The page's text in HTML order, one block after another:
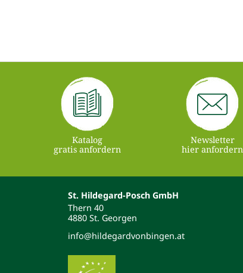
Katalog
gratis anfordern
Newsletter
hier anfordern
St. Hildegard-Posch GmbH
Thern 40
4880 St. Georgen
info@hildegardvonbingen.at